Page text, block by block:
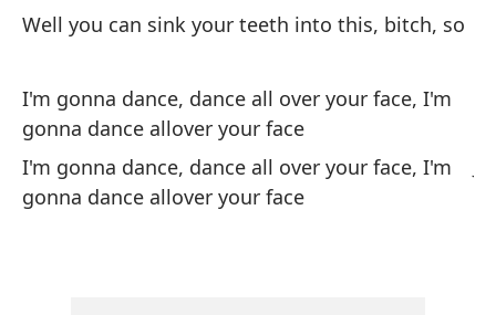
Well you can sink your teeth into this, bitch, so
I'm gonna dance, dance all over your face, I'm
gonna dance allover your face
I'm gonna dance, dance all over your face, I'm
gonna dance allover your face